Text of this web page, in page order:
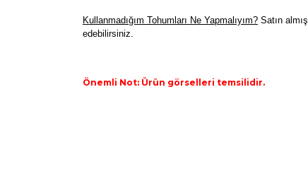
Kullanmadığım Tohumları Ne Yapmalıyım? Satın
edebilirsiniz.
Önemli Not: Ürün görselleri temsilidir.
Bu ürünün fiyat bilgisi, resim, ürün